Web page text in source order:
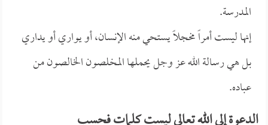
المدرسة.
إنها ليست أمراً مخجلاً يستحي منه الإنسان، أو يواري أو يداري
بل هي رسالة الله عز وجل يحملها المخلصون الخالصون من
عباده.